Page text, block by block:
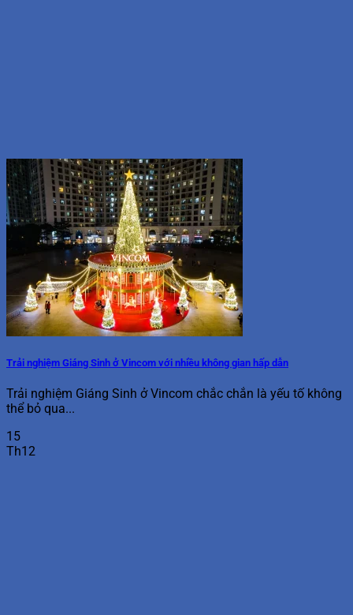
Trải nghiệm Giáng Sinh ở Vincom với nhiều không gian hấp dẫn
Trải nghiệm Giáng Sinh ở Vincom chắc chắn là yếu tố không
thể bỏ qua...
15
Th12